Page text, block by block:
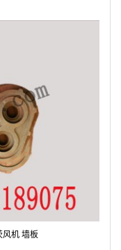
风机 墙板